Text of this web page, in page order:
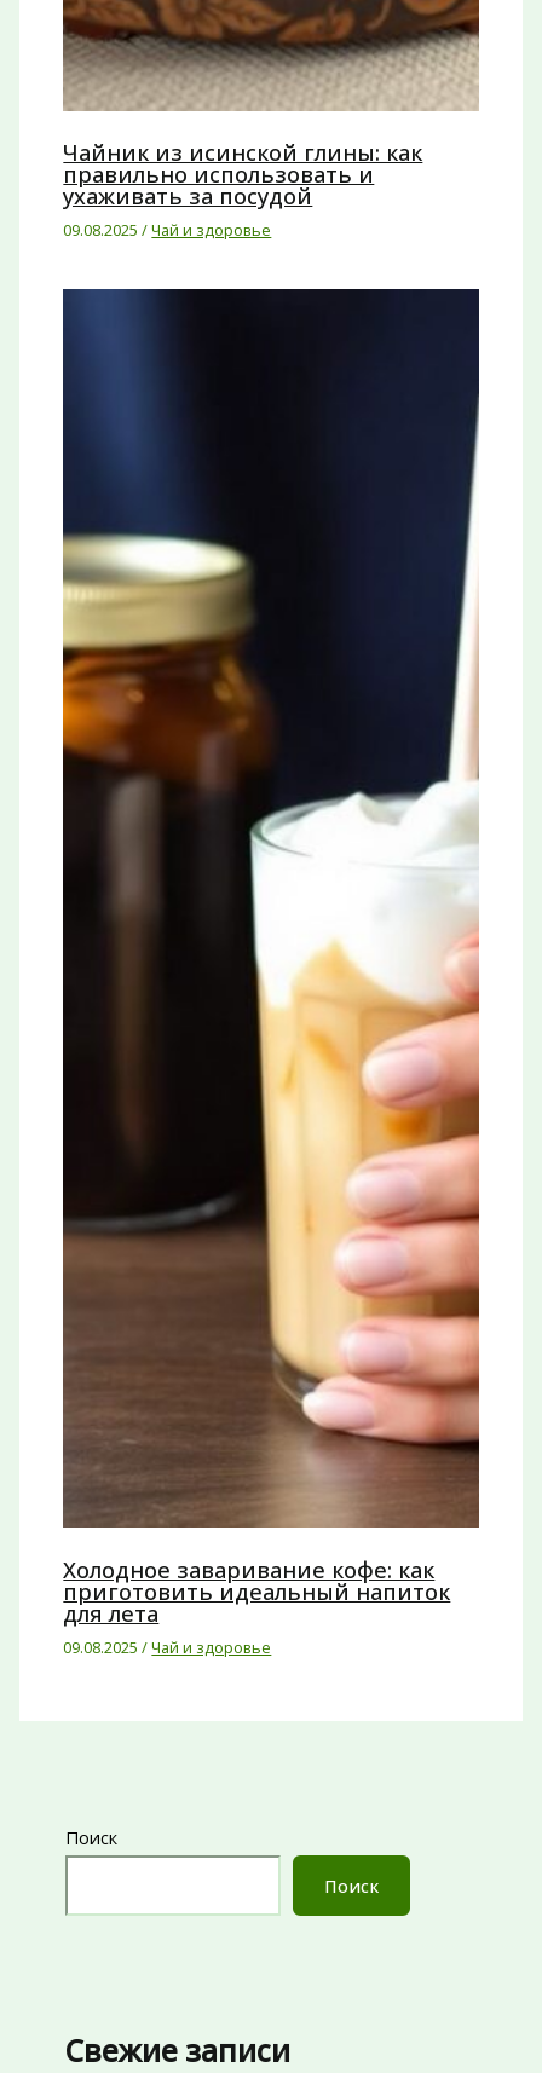
Чайник из исинской глины: как
правильно использовать и
ухаживать за посудой
09.08.2025/Чай и здоровье
Холодное заваривание кофе: как
приготовить идеальный напиток
для лета
09.08.2025/Чай и здоровье
Поиск
Поиск
Свежие записи